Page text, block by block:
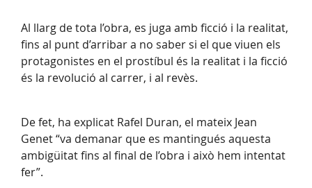
Al llarg de tota l’obra, es juga amb ficció i la realitat,
fins al punt d’arribar a no saber si el que viuen els
protagonistes en el prostíbul és la realitat i la ficció
és la revolució al carrer, i al revès.
De fet, ha explicat Rafel Duran, el mateix Jean
Genet “va demanar que es mantingués aquesta
ambigüitat fins al final de l’obra i això hem intentat
fer”.